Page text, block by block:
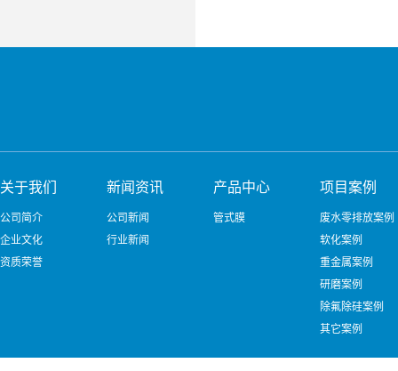
关于我们
公司简介
企业文化
资质荣誉
新闻资讯
公司新闻
行业新闻
产品中心
管式膜
项目案例
废水零排放案例
软化案例
重金属案例
研磨案例
除氟除硅案例
其它案例